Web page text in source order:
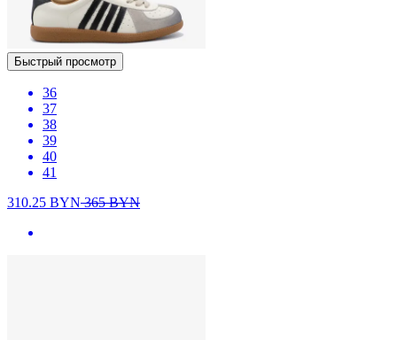
Быстрый просмотр
36
37
38
39
40
41
310.25 BYN365BYN